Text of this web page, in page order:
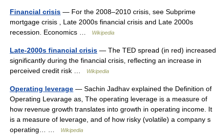
Financial crisis — For the 2008–2010 crisis, see Subprime
mortgage crisis , Late 2000s financial crisis and Late 2000s
recession. Economics …
Wikipedia
Late-2000s financial crisis — The TED spread (in red) increased
significantly during the financial crisis, reflecting an increase in
perceived credit risk …
Wikipedia
Operating leverage — Sachin Jadhav explained the Definition of
Operating Levarage as, The operating leverage is a measure of
how revenue growth translates into growth in operating income. It
is a measure of leverage, and of how risky (volatile) a company s
operating… …
Wikipedia